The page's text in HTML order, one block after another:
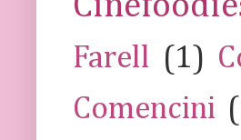
Farell (1)
Comencini